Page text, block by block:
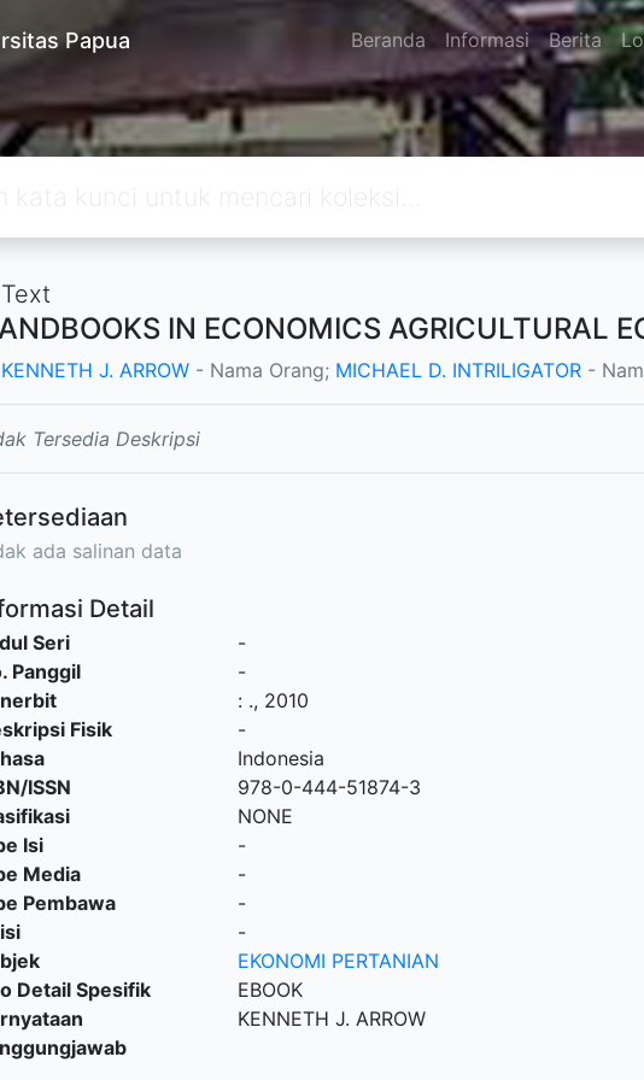
Papua Beranda Informasi Berita
Text
IN ECONOMICS AGRICULTURAL
KENNETH J. ARROW - Nama Orang; MICHAEL D. INTRILIGATOR -
Tersedia Deskripsi
ada salinan data
Detail
Seri
-
Panggil
-
: ., 2010
Fisik
-
Indonesia
ISSN
978-0-444-51874-3
NONE
Isi
-
Media
-
Pembawa
-
-
EKONOMI PERTANIAN
Detail Spesifik
EBOOK
KENNETH J. ARROW